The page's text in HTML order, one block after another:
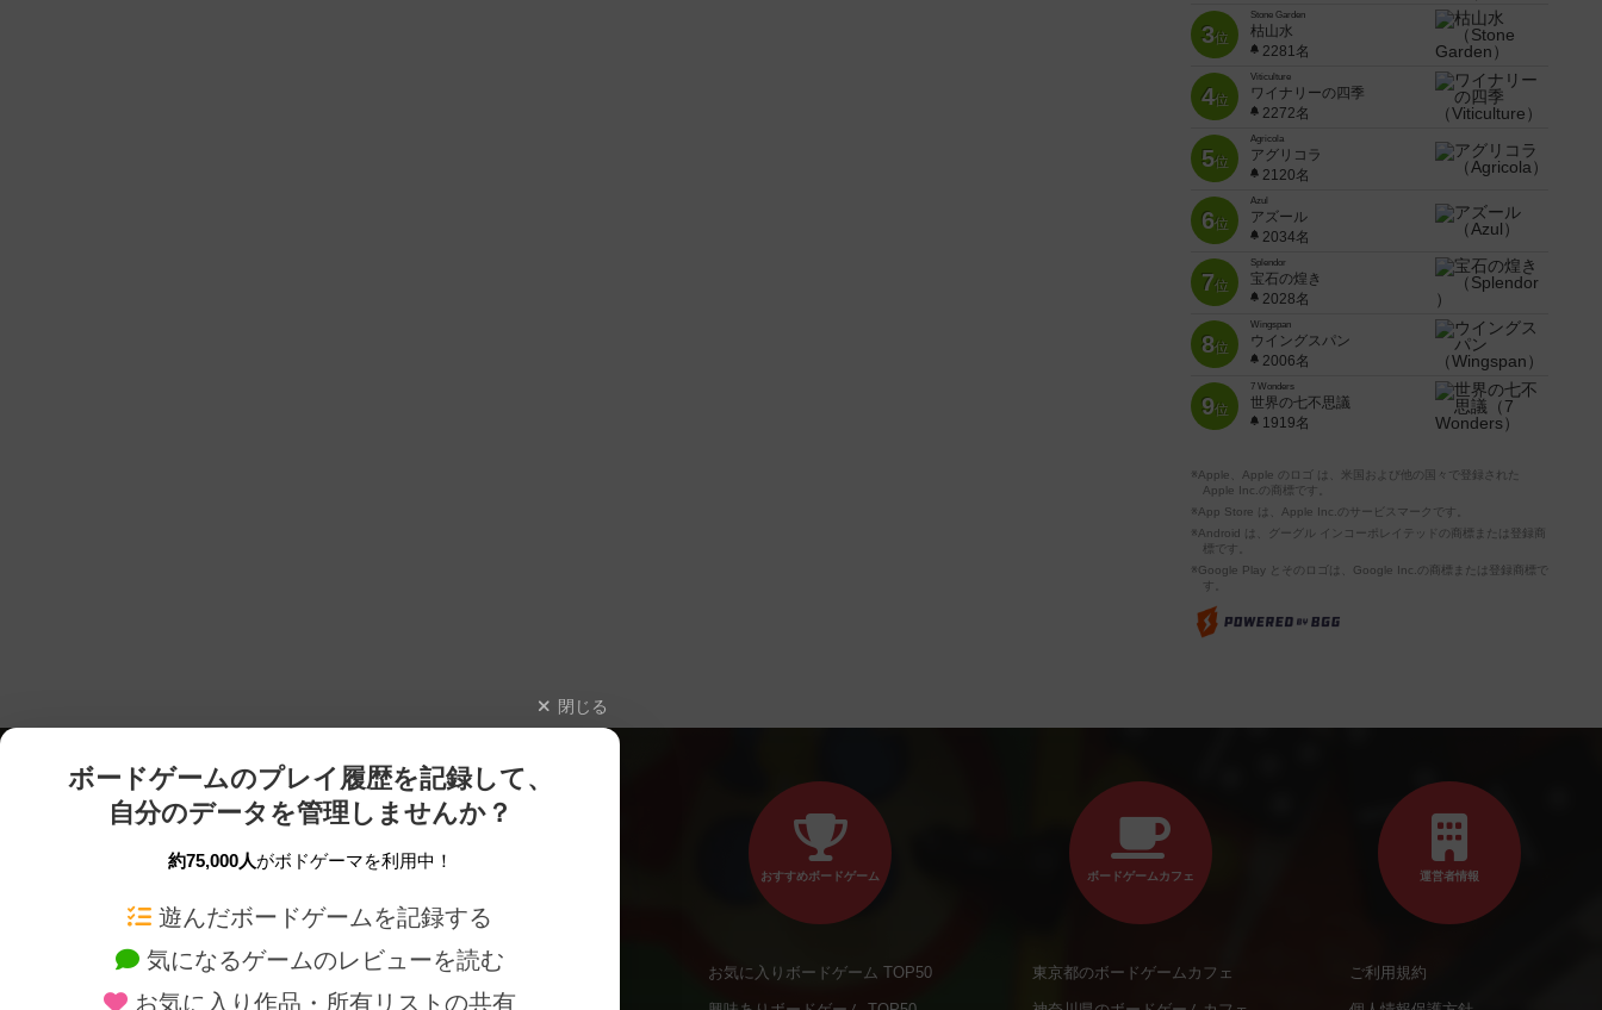
3位
Stone Garden
枯山水
2281名
4位
Viticulture
ワイナリーの四季
2272名
5位
Agricola
アグリコラ
2120名
6位
Azul
アズール
2034名
7位
Splendor
宝石の煌き
2028名
8位
Wingspan
ウイングスパン
2006名
9位
7 Wonders
世界の七不思議
1919名
※Apple、Apple のロゴ は、米国および他の国々で登録された
Apple Inc.の商標です。
※App Store は、Apple Inc.のサービスマークです。
※Android は、グーグル インコーポレイテッドの商標または登録商
標です。
※Google Play とそのロゴは、Google Inc.の商標または登録商標で
す。
閉じる
ボードゲームのプレイ履歴を記録して、
自分のデータを管理しませんか？
約75,000人がボドゲーマを利用中！
遊んだボードゲームを記録する
気になるゲームのレビューを読む
お気に入り作品・所有リストの共有
ボードゲームを検索する 新作・再入荷情報
おすすめボードゲーム
お気に入りボードゲーム TOP50
ボードゲームカフェ
東京都のボードゲームカフェ
運営者情報
ご利用規約